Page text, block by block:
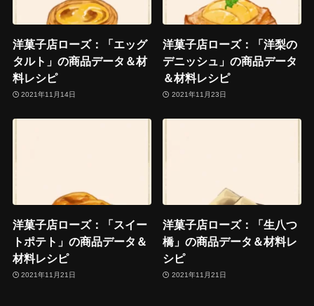
洋菓子店ローズ：「エッグ
タルト」の商品データ＆材
料レシピ
2021年11月14日
洋菓子店ローズ：「洋梨の
デニッシュ」の商品データ
＆材料レシピ
2021年11月23日
洋菓子店ローズ：「スイー
トポテト」の商品データ＆
材料レシピ
2021年11月21日
洋菓子店ローズ：「生八つ
橋」の商品データ＆材料レ
シピ
2021年11月21日